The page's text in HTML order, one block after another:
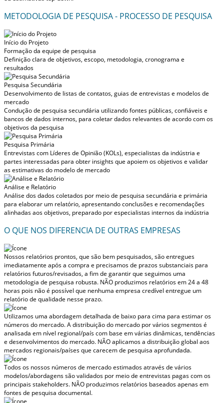
METODOLOGIA DE PESQUISA - PROCESSO DE PESQUISA
Início do Projeto
Formação da equipe de pesquisa
Definição clara de objetivos, escopo, metodologia, cronograma e
resultados
Pesquisa Secundária
Desenvolvimento de listas de contatos, guias de entrevistas e modelos de
mercado
Condução de pesquisa secundária utilizando fontes públicas, confiáveis e
bancos de dados internos, para coletar dados relevantes de acordo com os
objetivos da pesquisa
Pesquisa Primária
Entrevistas com Líderes de Opinião (KOLs), especialistas da indústria e
partes interessadas para obter insights que apoiem os objetivos e validar
as estimativas do modelo de mercado
Análise e Relatório
Análise dos dados coletados por meio de pesquisa secundária e primária
para elaborar um relatório, apresentando conclusões e recomendações
alinhadas aos objetivos, preparado por especialistas internos da indústria
O QUE NOS DIFERENCIA DE OUTRAS EMPRESAS
Nossos relatórios prontos, que são bem pesquisados, são entregues
imediatamente após a compra e precisamos de prazos substanciais para
relatórios futuros/revisados, a fim de garantir que seguimos uma
metodologia de pesquisa robusta. NÃO produzimos relatórios em 24 a 48
horas pois não é possível que nenhuma empresa credível entregue um
relatório de qualidade nesse prazo.
Utilizamos uma abordagem detalhada de baixo para cima para estimar os
números do mercado. A distribuição do mercado por vários segmentos é
analisada em nível regional/país com base em várias dinâmicas, tendências
e desenvolvimentos do mercado. NÃO aplicamos a distribuição global aos
mercados regionais/paísesque carecem de pesquisa aprofundada.
Todos os nossos números de mercado estimados através de vários
modelos/abordagens são validados por meio de entrevistas pagas com os
principais stakeholders. NÃO produzimos relatórios baseados apenas em
fontes de pesquisa documental.